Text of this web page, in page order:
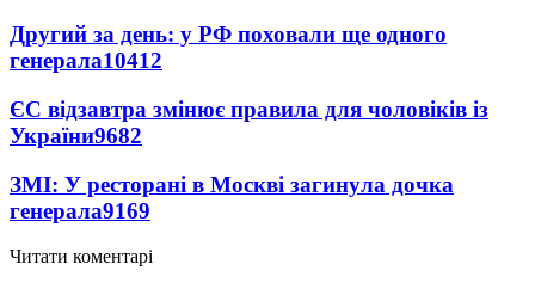
Другий за день: у РФ поховали ще одного
генерала10412
ЄС відзавтра змінює правила для чоловіків із
України9682
ЗМІ: У ресторані в Москві загинула дочка
генерала9169
Читати коментарі